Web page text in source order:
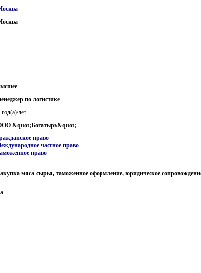
по логистике
год(а)/лет
&quot;Богатырь&quot;
право
частное право
право
мяса-сырья, таможенное оформление, юридическое